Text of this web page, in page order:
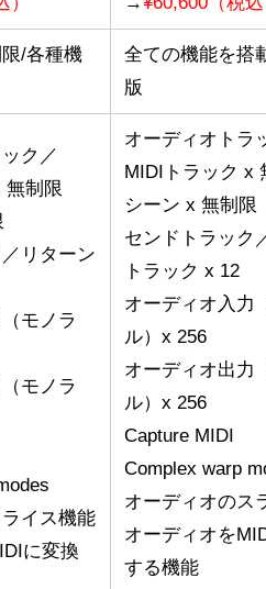
/各種機
全ての機能を搭
版
ク／
無制限
リターン
モノラ
モノラ
イス機能
に変換
オーディオトラ
MIDIトラック x
シーン x 無制限
センドトラック
トラック x 12
オーディオ入力
ル）x 256
オーディオ出力
ル）x 256
Capture MIDI
Complex warp
オーディオのス
オーディオを
する機能